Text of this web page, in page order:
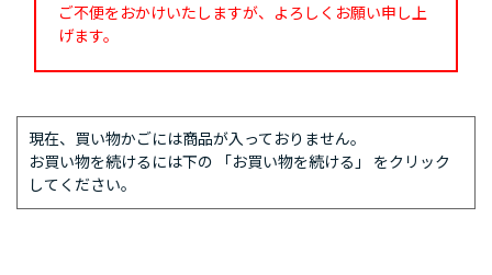
ご不便をおかけいたしますが、よろしくお願い申し上
げます。
現在、買い物かごには商品が入っておりません。
お買い物を続けるには下の 「お買い物を続ける」 をクリック
してください。